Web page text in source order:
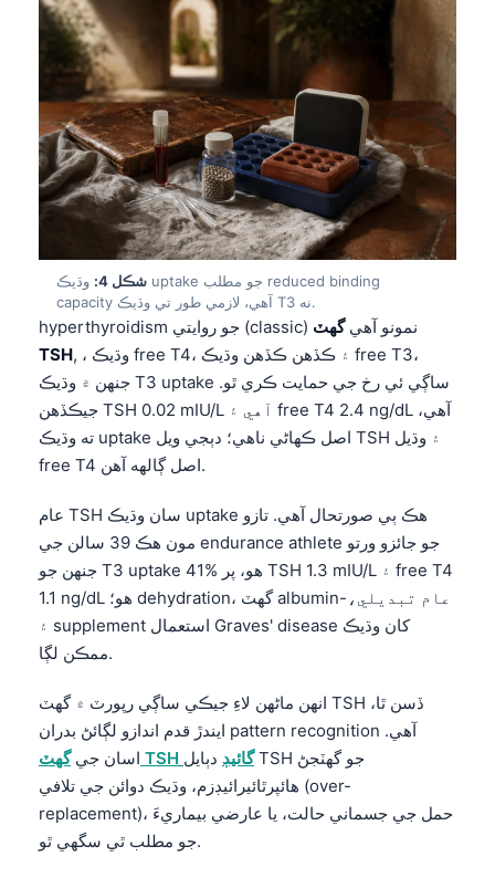
شڪل 4:
وڌيڪ uptake جو مطلب reduced binding
capacity آهي، لازمي طور تي وڌيڪ T3 نه.
hyperthyroidism جو روايتي (classic) نمونو آهيگهٽ
TSH, ، وڌيڪ free T4، ۽ ڪڏهن ڪڏهن وڌيڪ free T3،
جنهن ۾ وڌيڪ T3 uptake ساڳي ئي رخ جي حمايت ڪري ٿو.
جيڪڏهن TSH 0.02 mIU/L آهي ۽ free T4 2.4 ng/dL آهي،
ته وڌيڪ uptake اصل ڪهاڻي ناهي؛ دٻجي ويل TSH ۽ وڌيل
free T4 اصل ڳالهه آهن.
عام TSH سان وڌيڪ uptake هڪ ٻي صورتحال آهي. تازو
مون هڪ 39 سالن جي endurance athlete جو جائزو ورتو
جنهن جو T3 uptake 41% هو، پر TSH 1.3 mIU/L ۽ free T4
1.1 ng/dL هو؛ dehydration، گهٽ albumin-عام تبديلي،
۽ supplement استعمال Graves' disease کان وڌيڪ
ممڪن لڳا.
انهن ماڻهن لاءِ جيڪي ساڳي رپورٽ ۾ گهٽ TSH ڏسن ٿا،
ايندڙ قدم اندازو لڳائڻ بدران pattern recognition آهي.
اسان جي
گهٽ TSH گائيڊ دٻايل TSH جو گهٽجڻ
هائپرٿائيرائيڊزم، وڌيڪ دوائن جي تلافي (over-
replacement)، حمل جي جسماني حالت، يا عارضي بيماريءَ
جو مطلب ٿي سگهي ٿو.